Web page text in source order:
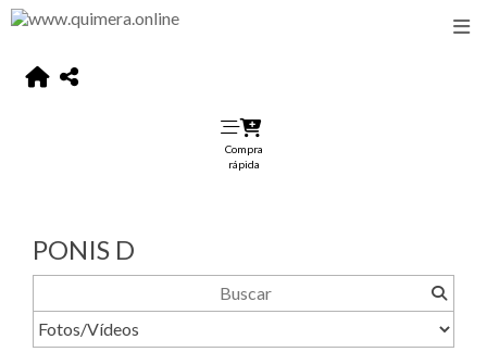
Compra
rápida
PONIS D